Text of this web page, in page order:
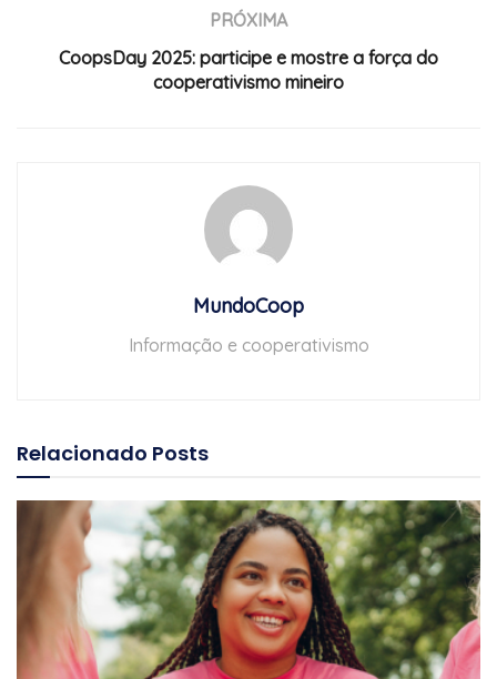
PRÓXIMA
CoopsDay 2025: participe e mostre a força do
cooperativismo mineiro
MundoCoop
Informação e cooperativismo
Relacionado Posts